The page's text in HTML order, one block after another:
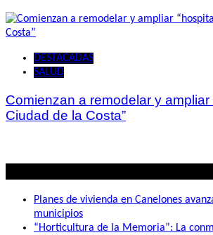
DESTACADAS
SALUD
Comienzan a remodelar y ampliar
Ciudad de la Costa”
Planes de vivienda en Canelones
municipios
“Horticultura de la Memoria”: La